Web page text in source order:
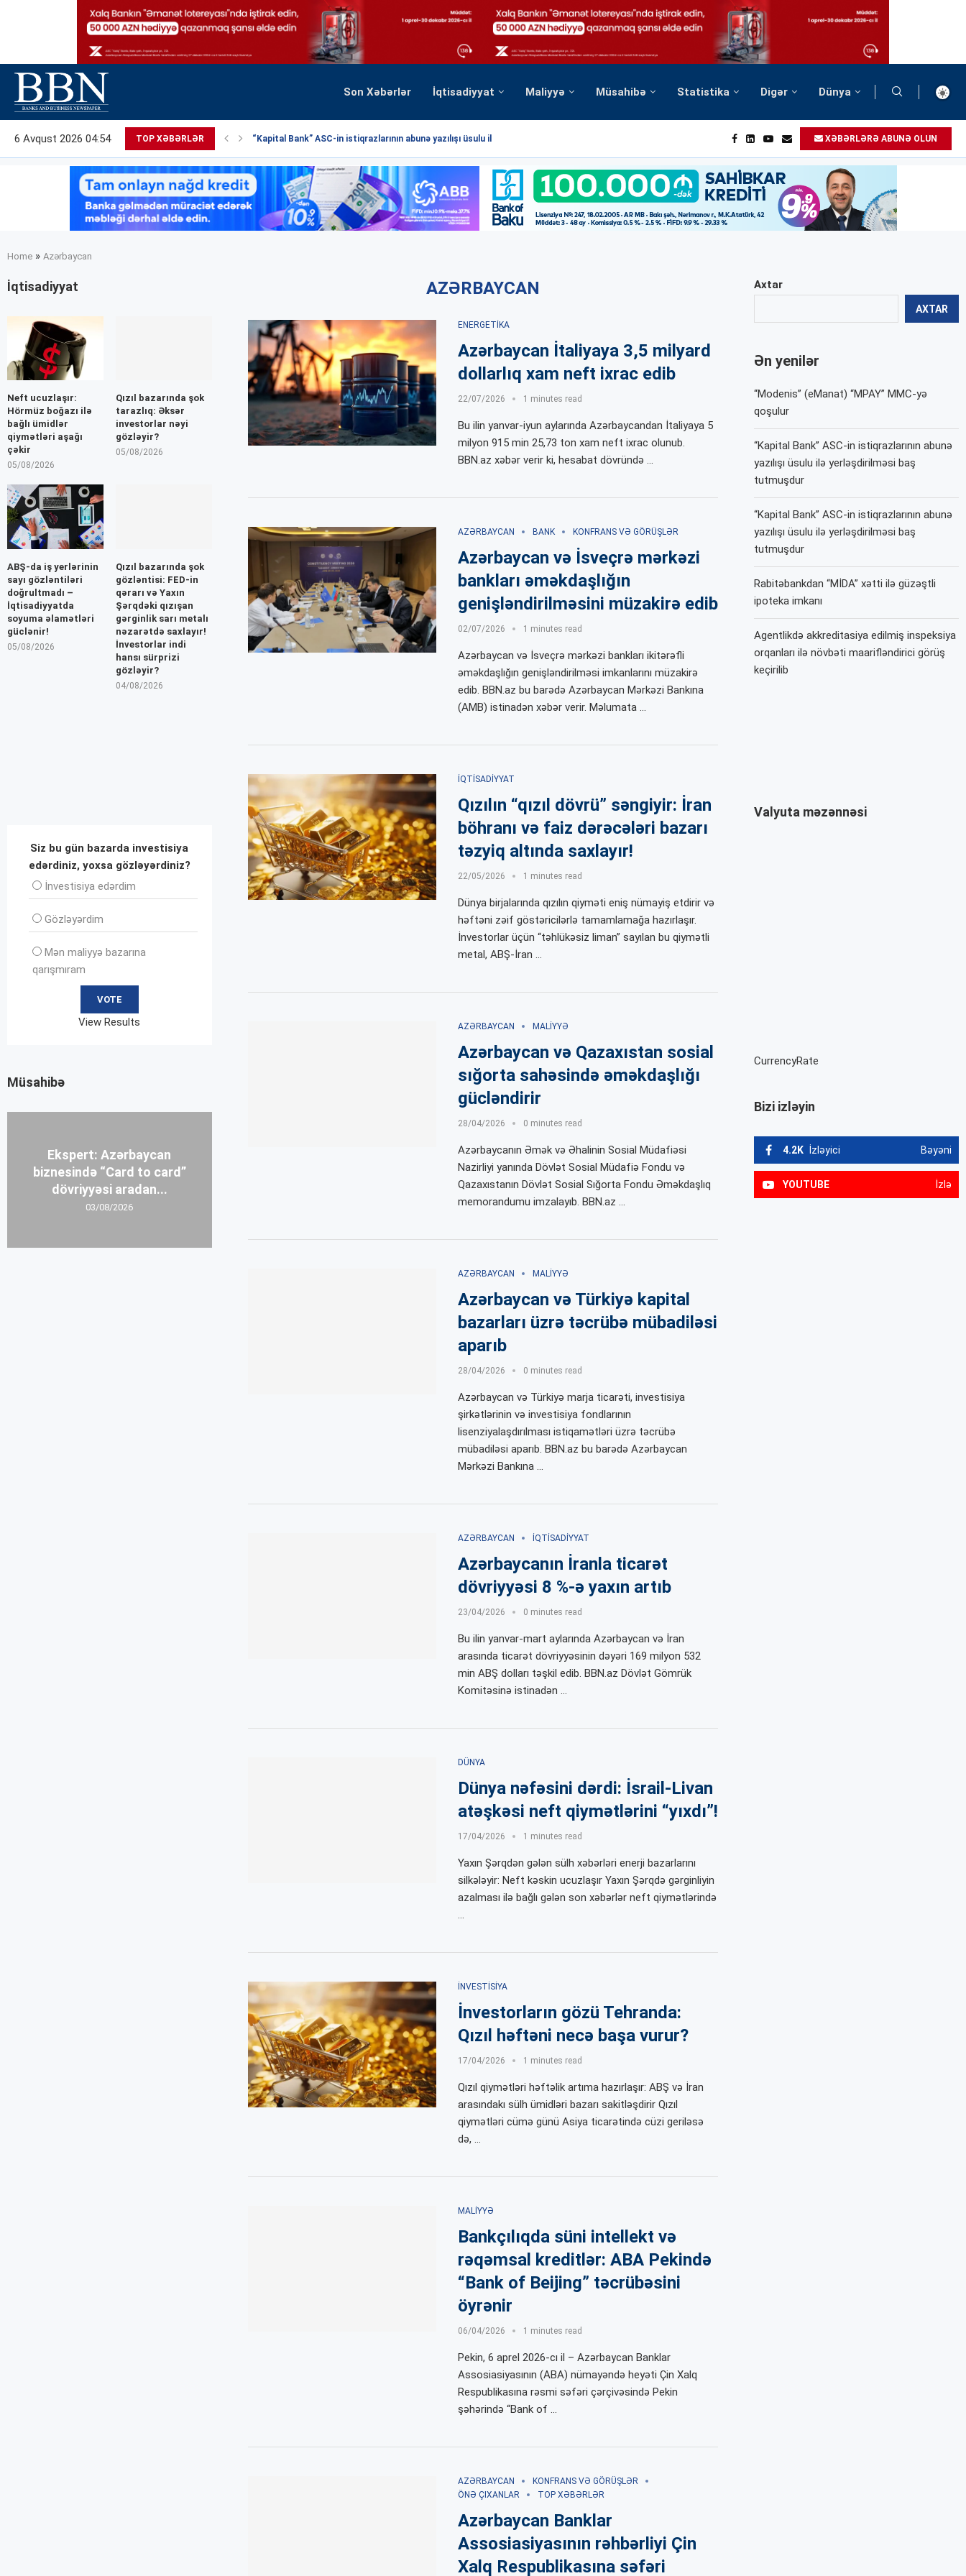
Son Xəbərlər İqtisadiyyat Maliyyə Müsahibə Statistika Digər Dünya
6 Avqust 2026 04:54 TOP XƏBƏRLƏR “Kapital Bank” ASC-in istiqrazlarının abunə yazılışı üsulu ilə... XƏBƏRLƏRƏ ABUNƏ OLUN
Home » Azərbaycan
AZƏRBAYCAN
ENERGETIKA
Azərbaycan İtaliyaya 3,5 milyard
dollarlıq xam neft ixrac edib
22/07/2026 1 minutes read
Bu ilin yanvar-iyun aylarında Azərbaycandan İtaliyaya 5
milyon 915 min 25,73 ton xam neft ixrac olunub.
BBN.az xəbər verir ki, hesabat dövründə …
AZƏRBAYCAN BANK KONFRANS VƏ GÖRÜŞLƏR
Azərbaycan və İsveçrə mərkəzi
bankları əməkdaşlığın
genişləndirilməsini müzakirə edib
02/07/2026 1 minutes read
Azərbaycan və İsveçrə mərkəzi bankları ikitərəfli
əməkdaşlığın genişləndirilməsi imkanlarını müzakirə
edib. BBN.az bu barədə Azərbaycan Mərkəzi Bankına
(AMB) istinadən xəbər verir. Məlumata …
İQTISADIYYAT
Qızılın “qızıl dövrü” səngiyir: İran
böhranı və faiz dərəcələri bazarı
təzyiq altında saxlayır!
22/05/2026 1 minutes read
Dünya birjalarında qızılın qiyməti eniş nümayiş etdirir və
həftəni zəif göstəricilərlə tamamlamağa hazırlaşır.
İnvestorlar üçün “təhlükəsiz liman” sayılan bu qiymətli
metal, ABŞ-İran …
AZƏRBAYCAN MALIYYƏ
Azərbaycan və Qazaxıstan sosial
sığorta sahəsində əməkdaşlığı
gücləndirir
28/04/2026 0 minutes read
Azərbaycanın Əmək və Əhalinin Sosial Müdafiəsi
Nazirliyi yanında Dövlət Sosial Müdafiə Fondu və
Qazaxıstanın Dövlət Sosial Sığorta Fondu Əməkdaşlıq
memorandumu imzalayıb. BBN.az …
AZƏRBAYCAN MALIYYƏ
Azərbaycan və Türkiyə kapital
bazarları üzrə təcrübə mübadiləsi
aparıb
28/04/2026 0 minutes read
Azərbaycan və Türkiyə marja ticarəti, investisiya
şirkətlərinin və investisiya fondlarının
lisenziyalaşdırılması istiqamətləri üzrə təcrübə
mübadiləsi aparıb. BBN.az bu barədə Azərbaycan
Mərkəzi Bankına …
AZƏRBAYCAN İQTISADIYYAT
Azərbaycanın İranla ticarət
dövriyyəsi 8 %-ə yaxın artıb
23/04/2026 0 minutes read
Bu ilin yanvar-mart aylarında Azərbaycan və İran
arasında ticarət dövriyyəsinin dəyəri 169 milyon 532
min ABŞ dolları təşkil edib. BBN.az Dövlət Gömrük
Komitəsinə istinadən …
DÜNYA
Dünya nəfəsini dərdi: İsrail-Livan
atəşkəsi neft qiymətlərini “yıxdı”!
17/04/2026 1 minutes read
Yaxın Şərqdən gələn sülh xəbərləri enerji bazarlarını
silkələyir: Neft kəskin ucuzlaşır Yaxın Şərqdə gərginliyin
azalması ilə bağlı gələn son xəbərlər neft qiymətlərində
…
İNVESTISIYA
İnvestorların gözü Tehranda:
Qızıl həftəni necə başa vurur?
17/04/2026 1 minutes read
Qızıl qiymətləri həftəlik artıma hazırlaşır: ABŞ və İran
arasındakı sülh ümidləri bazarı sakitləşdirir Qızıl
qiymətləri cümə günü Asiya ticarətində cüzi geriləsə
də, …
MALIYYƏ
Bankçılıqda süni intellekt və
rəqəmsal kreditlər: ABA Pekində
“Bank of Beijing” təcrübəsini
öyrənir
06/04/2026 1 minutes read
Pekin, 6 aprel 2026-cı il – Azərbaycan Banklar
Assosiasiyasının (ABA) nümayəndə heyəti Çin Xalq
Respublikasına rəsmi səfəri çərçivəsində Pekin
şəhərində “Bank of …
AZƏRBAYCAN
KONFRANS VƏ GÖRÜŞLƏR
ÖNƏ ÇIXANLAR
TOP XƏBƏRLƏR
Azərbaycan Banklar
Assosiasiyasının rəhbərliyi Çin
Xalq Respublikasına səfəri
Axtar
AXTAR
Ən yenilər
“Modenis” (eManat) “MPAY” MMC-yə
qoşulur
“Kapital Bank” ASC-in istiqrazlarının abunə
yazılışı üsulu ilə yerləşdirilməsi baş
tutmuşdur
“Kapital Bank” ASC-in istiqrazlarının abunə
yazılışı üsulu ilə yerləşdirilməsi baş
tutmuşdur
Rabitəbankdan “MİDA” xətti ilə güzəştli
ipoteka imkanı
Agentlikdə akkreditasiya edilmiş inspeksiya
orqanları ilə növbəti maarifləndirici görüş
keçirilib
Valyuta məzənnəsi
CurrencyRate
Bizi izləyin
4.2K İzləyici Bəyəni
YOUTUBE İzlə
İqtisadiyyat
Neft ucuzlaşır:
Hörmüz boğazı ilə
bağlı ümidlər
qiymətləri aşağı
çəkir
05/08/2026
Qızıl bazarında şok
tarazlıq: Əksər
investorlar nəyi
gözləyir?
05/08/2026
ABŞ-da iş yerlərinin
sayı gözləntiləri
doğrultmadı –
İqtisadiyyatda
soyuma əlamətləri
güclənir!
05/08/2026
Qızıl bazarında şok
gözləntisi: FED-in
qərarı və Yaxın
Şərqdəki qızışan
gərginlik sarı metalı
nəzarətdə saxlayır!
İnvestorlar indi
hansı sürprizi
gözləyir?
04/08/2026
Siz bu gün bazarda investisiya
edərdiniz, yoxsa gözləyərdiniz?
İnvеstisiya edərdim
Gözləyərdim
Mən maliyyə bazarına
qarışmıram
View Results
Müsahibə
Ekspert: Azərbaycan
biznesində “Card to card”
dövriyyəsi aradan...
03/08/2026